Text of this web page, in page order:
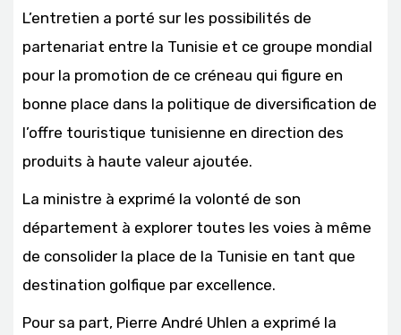
L’entretien a porté sur les possibilités de
partenariat entre la Tunisie et ce groupe mondial
pour la promotion de ce créneau qui figure en
bonne place dans la politique de diversification de
l’offre touristique tunisienne en direction des
produits à haute valeur ajoutée.
La ministre à exprimé la volonté de son
département à explorer toutes les voies à même
de consolider la place de la Tunisie en tant que
destination golfique par excellence.
Pour sa part, Pierre André Uhlen a exprimé la